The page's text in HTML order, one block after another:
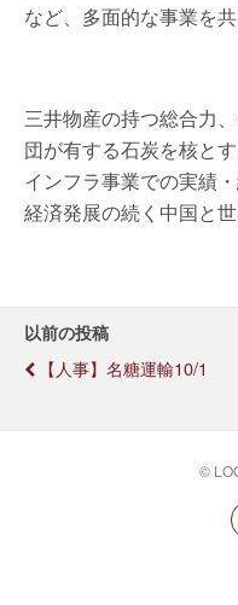
など、多面的な事業を
三井物産の持つ総合力
団が有する石炭を核と
インフラ事業での実績
経済発展の続く中国と
以前の投稿
【人事】名糖運輸10/1
©